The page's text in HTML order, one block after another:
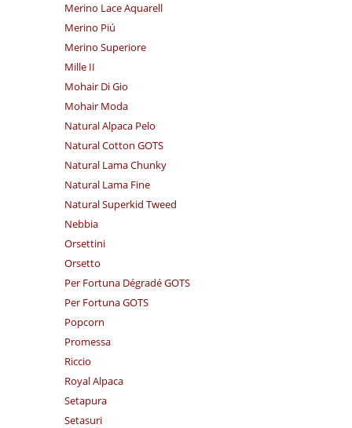
Merino Lace Aquarell
Merino Piú
Merino Superiore
Mille II
Mohair Di Gio
Mohair Moda
Natural Alpaca Pelo
Natural Cotton GOTS
Natural Lama Chunky
Natural Lama Fine
Natural Superkid Tweed
Nebbia
Orsettini
Orsetto
Per Fortuna Dégradé GOTS
Per Fortuna GOTS
Popcorn
Promessa
Riccio
Royal Alpaca
Setapura
Setasuri